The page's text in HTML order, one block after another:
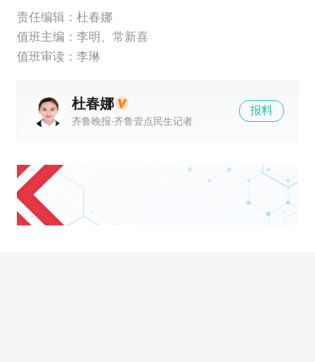
责任编辑：杜春娜
值班主编： 李明 、 常新喜
值班审读：李琳
杜春娜
齐鲁晚报·齐鲁壹点民生记者
报料